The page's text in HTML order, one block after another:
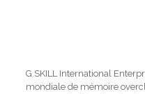
G.SKILL International
mondiale de mémoire